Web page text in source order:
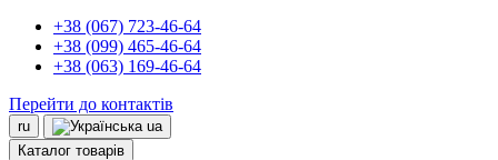
+38 (067) 723-46-64
+38 (099) 465-46-64
+38 (063) 169-46-64
Перейти до контактів
ru
ua
Каталог товарів